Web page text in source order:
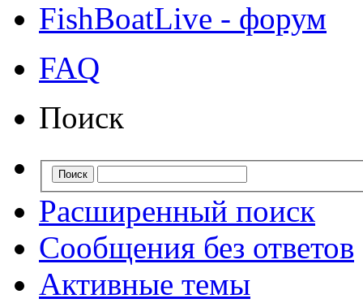
FishBoatLive - форум
FAQ
Поиск
Расширенный поиск
Сообщения без ответов
Активные темы